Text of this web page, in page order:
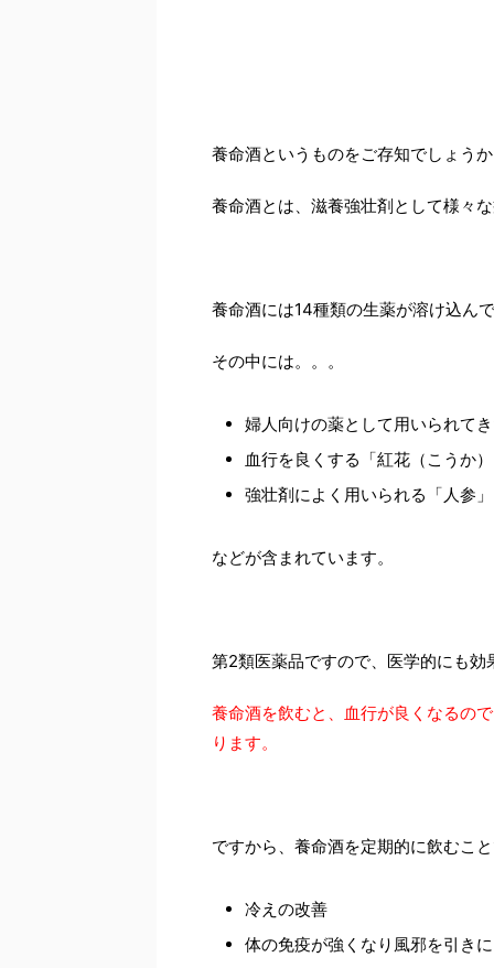
養命酒というものをご存知でしょう
養命酒とは、滋養強壮剤として様々
養命酒には14種類の生薬が溶け込ん
その中には。。。
婦人向けの薬として用いられて
血行を良くする「紅花（こうか
強壮剤によく用いられる「人参」
などが含まれています。
第2類医薬品ですので、医学的にも
養命酒を飲むと、血行が良くなるの
ります。
ですから、養命酒を定期的に飲むこ
冷えの改善
体の免疫が強くなり風邪を引き